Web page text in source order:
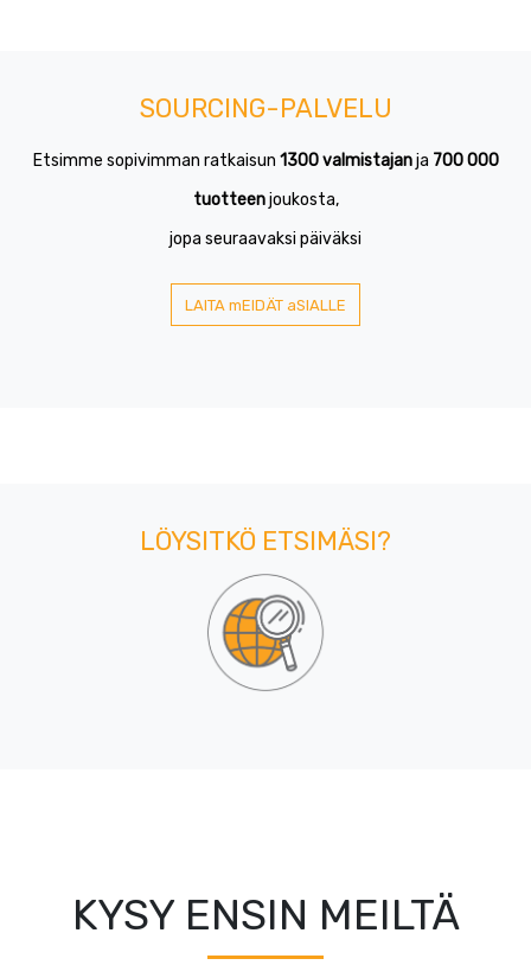
SOURCING-PALVELU
Etsimme sopivimman ratkaisun 1300 valmistajanja 700 000
tuotteenjoukosta,
jopa seuraavaksi päiväksi
LAITA mEIDÄT aSIALLE
LÖYSITKÖ ETSIMÄSI?
KYSY ENSIN MEILTÄ